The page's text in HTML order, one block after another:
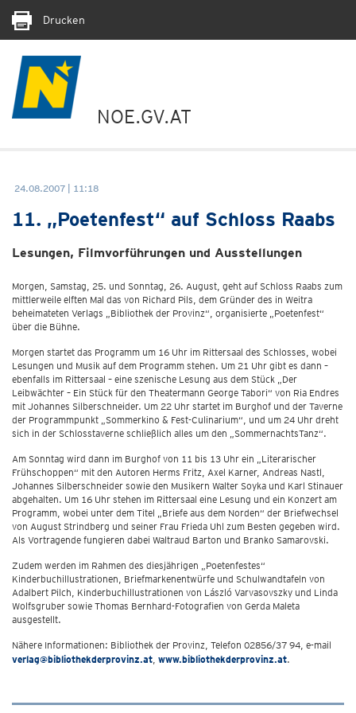
Drucken
NOE.GV.AT
24.08.2007 | 11:18
11. „Poetenfest“ auf Schloss Raabs
Lesungen, Filmvorführungen und Ausstellungen
Morgen, Samstag, 25. und Sonntag, 26. August, geht auf Schloss Raabs zum
mittlerweile elften Mal das von Richard Pils, dem Gründer des in Weitra
beheimateten Verlags „Bibliothek der Provinz“, organisierte „Poetenfest“
über die Bühne.
Morgen startet das Programm um 16 Uhr im Rittersaal des Schlosses, wobei
Lesungen und Musik auf dem Programm stehen. Um 21 Uhr gibt es dann –
ebenfalls im Rittersaal – eine szenische Lesung aus dem Stück „Der
Leibwächter – Ein Stück für den Theatermann George Tabori“ von Ria Endres
mit Johannes Silberschneider. Um 22 Uhr startet im Burghof und der Taverne
der Programmpunkt „Sommerkino & Fest-Culinarium“, und um 24 Uhr dreht
sich in der Schlosstaverne schließlich alles um den „SommernachtsTanz“.
Am Sonntag wird dann im Burghof von 11 bis 13 Uhr ein „Literarischer
Frühschoppen“ mit den Autoren Herms Fritz, Axel Karner, Andreas Nastl,
Johannes Silberschneider sowie den Musikern Walter Soyka und Karl Stinauer
abgehalten. Um 16 Uhr stehen im Rittersaal eine Lesung und ein Konzert am
Programm, wobei unter dem Titel „Briefe aus dem Norden“ der Briefwechsel
von August Strindberg und seiner Frau Frieda Uhl zum Besten gegeben wird.
Als Vortragende fungieren dabei Waltraud Barton und Branko Samarovski.
Zudem werden im Rahmen des diesjährigen „Poetenfestes“
Kinderbuchillustrationen, Briefmarkenentwürfe und Schulwandtafeln von
Adalbert Pilch, Kinderbuchillustrationen von László Varvasovszky und Linda
Wolfsgruber sowie Thomas Bernhard-Fotografien von Gerda Maleta
ausgestellt.
Nähere Informationen: Bibliothek der Provinz, Telefon 02856/37 94, e-mail
verlag@bibliothekderprovinz.at, www.bibliothekderprovinz.at.